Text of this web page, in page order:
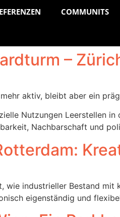
COMMUNITS
–
aktiv, bleibt aber ein
Nutzungen Leerstellen
Nachbarschaft und
wie industrieller Bestand
eigenständig und